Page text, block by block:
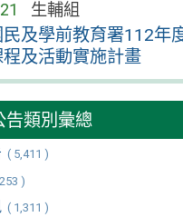
生輔組
及學前教育署112年
及活動實施計畫
告類別彙總
( 5,411 )
)
( 1,311 )